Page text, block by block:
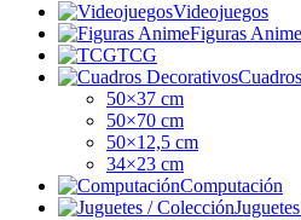
Videojuegos
Figuras Anime
TCG
50×37 cm
50×70 cm
50×12,5 cm
34×23 cm
Computación